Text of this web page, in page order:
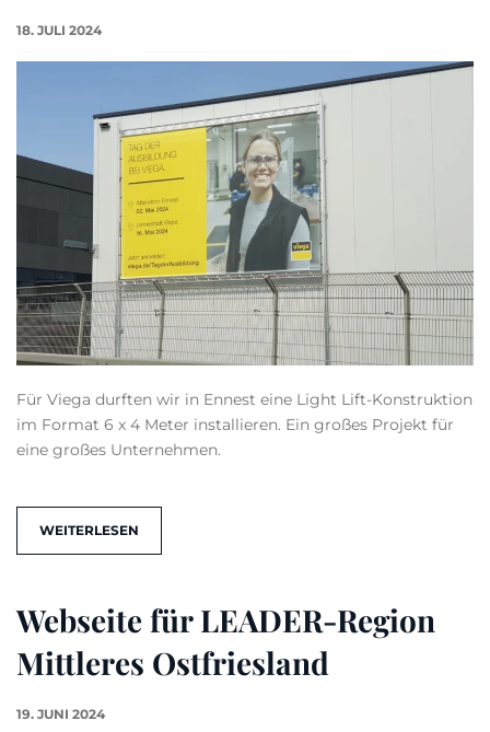
18. JULI 2024
Für Viega durften wir in Ennest eine Light Lift-Konstruktion
im Format 6 x 4 Meter installieren. Ein großes Projekt für
eine großes Unternehmen.
WEITERLESEN
Webseite für LEADER-Region
Mittleres Ostfriesland
19. JUNI 2024